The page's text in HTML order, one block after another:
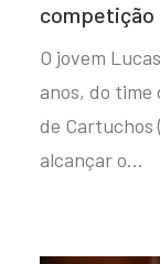
competição
O jovem
anos, do time
de Cartuchos
alcançar o…